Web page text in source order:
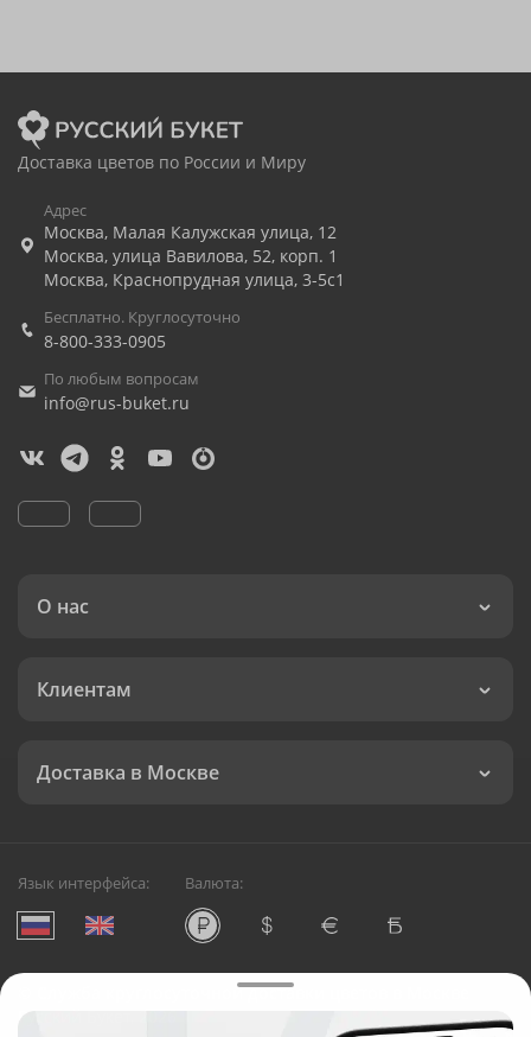
Доставка цветов по России и Миру
Адрес
Москва, Малая Калужская улица, 12
Москва, улица Вавилова, 52, корп. 1
Москва, Краснопрудная улица, 3-5с1
Бесплатно. Круглосуточно
8-800-333-0905
По любым вопросам
info@rus-buket.ru
О нас
Клиентам
Доставка в Москве
Язык интерфейса: Валюта:
Служба круглосуточной доставки цветов в Москве
Русский Букет, 2026